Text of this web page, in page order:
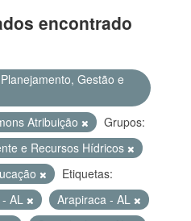
encontrado
Gestão e
Atribuição
Grupos:
e Recursos Hídricos
Etiquetas:
AL
Arapiraca - AL